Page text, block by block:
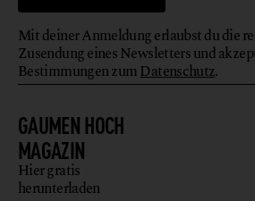
GAUMEN HOCH
MAGAZIN
Hier gratis
herunterladen
Mit deiner Anmeldung erlaubst du die
Zusendung eines Newsletters und
Bestimmungen zumDatenschutz.